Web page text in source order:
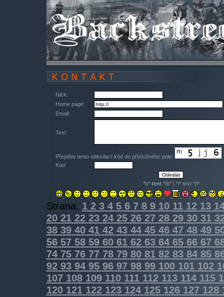
Nick:
Home page:
Email:
Text:
Přepište tento odesílací kód do příslušného pole:
Kód:
*b* text*/b* | *i* text*/i*
Strana: 12345678910111213
202122232425262728293031
383940414243444546474849
565758596061626364656667
747576777879808182838485
9293949596979899100101102
107108109110111112113114115
120121122123124125126127 128